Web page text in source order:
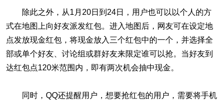
除此之外，从1月20日到24日，用户也可以以个人的方
式在地图上向好友派发红包。进入地图后，网友可在设定地
点发放现金红包，将现金放入三个红包中的一个，并选择全
部或单个好友、讨论组或群好友来限定谁可以抢。当好友到
达红包点120米范围内，即有两次机会抽中现金。
同时，QQ还提醒用户，想要抢红包的用户，需要将手机